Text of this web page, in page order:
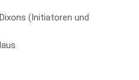
(Initiatoren und